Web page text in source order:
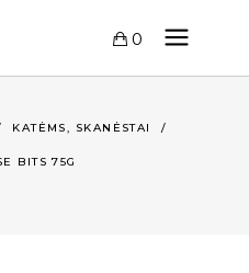
0
KATĖMS, SKANĖSTAI /
BITS 75G